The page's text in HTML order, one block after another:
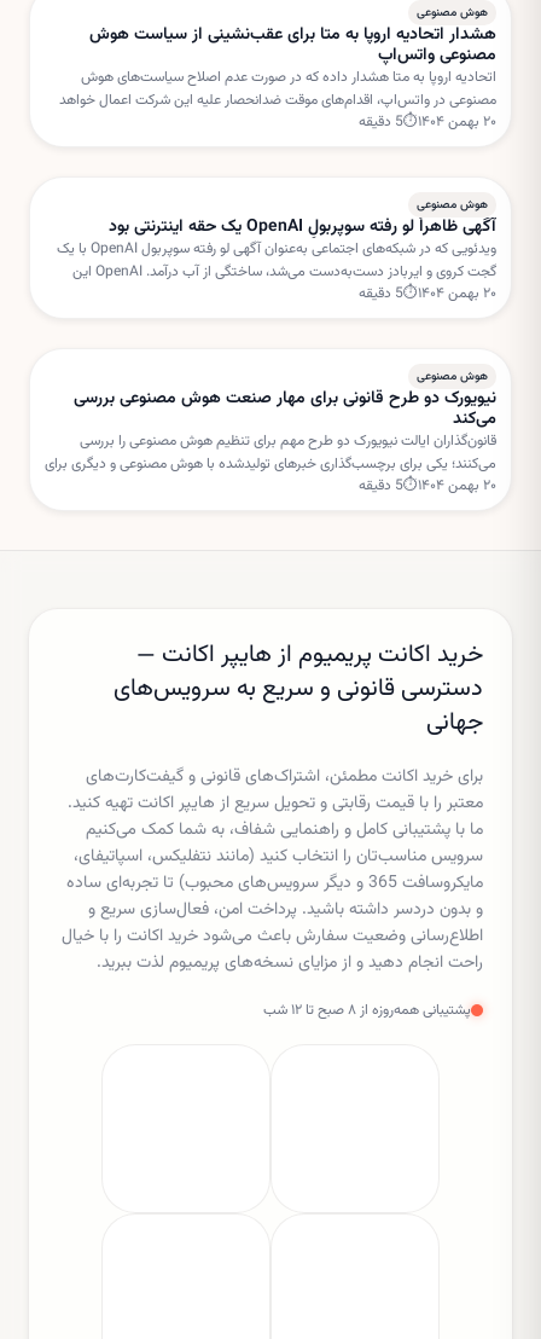
هوش مصنوعی
هشدار اتحادیه اروپا به متا برای عقب‌نشینی از سیاست هوش
مصنوعی واتس‌اپ
اتحادیه اروپا به متا هشدار داده که در صورت عدم اصلاح سیاست‌های هوش
مصنوعی در واتس‌اپ، اقدام‌های موقت ضدانحصار علیه این شرکت اعمال خواهد
شد. بروکسل نگران استفاده متا از داده‌های کاربران برای خدمات هوش مصنوعی
۲۰ بهمن ۱۴۰۴ ⏱
5 دقیقه
هوش مصنوعی
آگهی ظاهراً لو رفته سوپربولِ OpenAI یک حقه اینترنتی بود
ویدئویی که در شبکه‌های اجتماعی به‌عنوان آگهی لو رفته سوپربول OpenAI با یک
گجت کروی و ایربادز دست‌به‌دست می‌شد، ساختگی از آب درآمد. OpenAI این
داستان را «فیک نیوز» خوانده است.
۲۰ بهمن ۱۴۰۴ ⏱
5 دقیقه
هوش مصنوعی
نیویورک دو طرح قانونی برای مهار صنعت هوش مصنوعی بررسی
می‌کند
قانون‌گذاران ایالت نیویورک دو طرح مهم برای تنظیم هوش مصنوعی را بررسی
می‌کنند؛ یکی برای برچسب‌گذاری خبرهای تولیدشده با هوش مصنوعی و دیگری برای
تعلیق مجوز ساخت مراکز داده جدید.
۲۰ بهمن ۱۴۰۴ ⏱
5 دقیقه
خرید اکانت پریمیوم از هایپر اکانت —
دسترسی قانونی و سریع به سرویس‌های
جهانی
برای خرید اکانت مطمئن، اشتراک‌های قانونی و گیفت‌کارت‌های
معتبر را با قیمت رقابتی و تحویل سریع از هایپر اکانت تهیه کنید.
ما با پشتیبانی کامل و راهنمایی شفاف، به شما کمک می‌کنیم
سرویس مناسب‌تان را انتخاب کنید (مانند نتفلیکس، اسپاتیفای،
مایکروسافت 365 و دیگر سرویس‌های محبوب) تا تجربه‌ای ساده
و بدون دردسر داشته باشید. پرداخت امن، فعال‌سازی سریع و
اطلاع‌رسانی وضعیت سفارش باعث می‌شود خرید اکانت را با خیال
راحت انجام دهید و از مزایای نسخه‌های پریمیوم لذت ببرید.
پشتیبانی همه‌روزه از ۸ صبح تا ۱۲ شب